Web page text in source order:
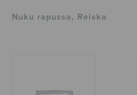
Nuku rapussa, Reiska